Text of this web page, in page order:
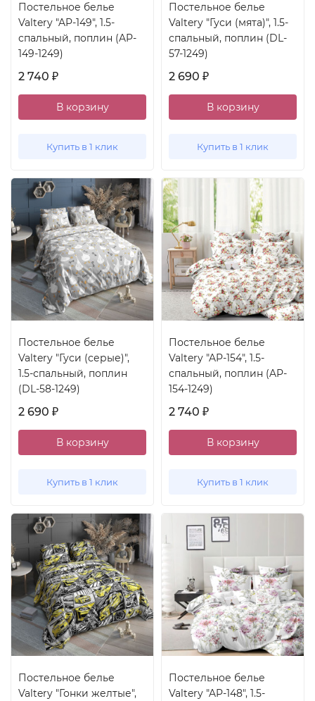
Постельное белье
Valtery "AP-149", 1.5-
спальный, поплин (AP-
149-1249)
2 740 ₽
В корзину
Купить в 1 клик
Постельное белье
Valtery "Гуси (мята)", 1.5-
спальный, поплин (DL-
57-1249)
2 690 ₽
В корзину
Купить в 1 клик
Постельное белье
Valtery "Гуси (серые)",
1.5-спальный, поплин
(DL-58-1249)
2 690 ₽
В корзину
Купить в 1 клик
Постельное белье
Valtery "AP-154", 1.5-
спальный, поплин (AP-
154-1249)
2 740 ₽
В корзину
Купить в 1 клик
Постельное белье
Valtery "Гонки желтые",
Постельное белье
Valtery "AP-148", 1.5-